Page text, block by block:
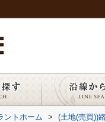
ントホーム > (土地(売買))